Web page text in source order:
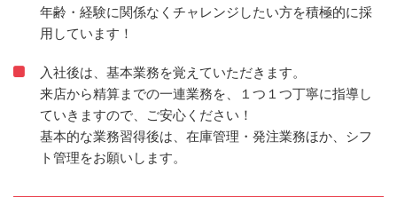
年齢・経験に関係なくチャレンジしたい方を積極的に採
用しています！
入社後は、基本業務を覚えていただきます。
来店から精算までの一連業務を、１つ１つ丁寧に指導し
ていきますので、ご安心ください！
基本的な業務習得後は、在庫管理・発注業務ほか、シフ
ト管理をお願いします。